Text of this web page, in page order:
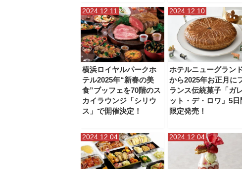
2024.12.11
横浜ロイヤルパークホ
テル2025年“新春の美
食”ブッフェを70階のス
カイラウンジ「シリウ
ス」で開催決定！
2024.12.10
ホテルニューグラン
から2025年お正月に
ランス伝統菓子「ガ
ット・デ・ロワ」5日
限定発売！
2024.12.04 2024.12.04